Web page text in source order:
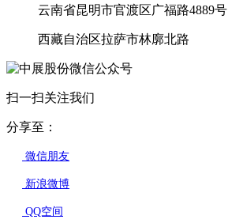
云南省昆明市官渡区广福路4889号
西藏自治区拉萨市林廓北路
扫一扫关注我们
分享至：
微信朋友
新浪微博
QQ空间